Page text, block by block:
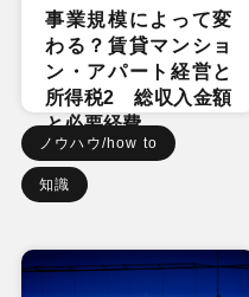
事業規模によって変
わる？賃貸マンショ
ン・アパート経営と
所得税2 総収入金額
と必要経費
ノウハウ/how to
知識